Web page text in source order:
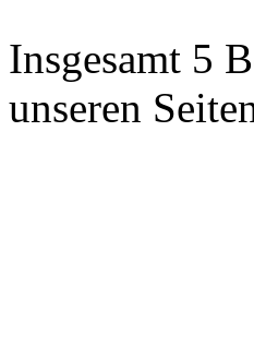
Insgesamt 5
unseren